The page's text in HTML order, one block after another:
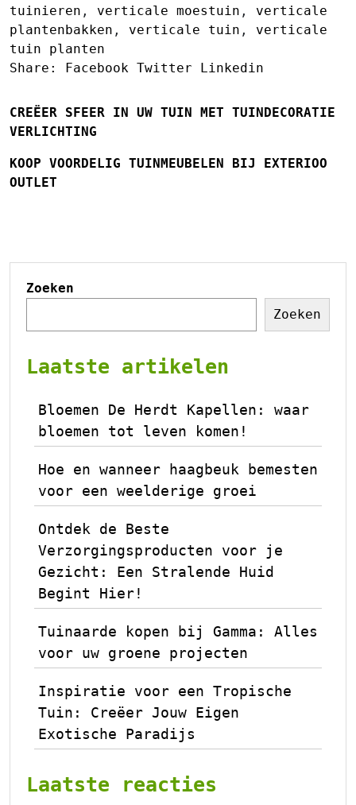
tuinieren , verticale moestuin , verticale
plantenbakken , verticale tuin , verticale
tuin planten
Share:
Facebook Twitter Linkedin
CREËER SFEER IN UW TUIN MET TUINDECORATIE
VERLICHTING
KOOP VOORDELIG TUINMEUBELEN BIJ EXTERIOO
OUTLET
Zoeken
Zoeken
Laatste artikelen
Bloemen De Herdt Kapellen: waar
bloemen tot leven komen!
Hoe en wanneer haagbeuk bemesten
voor een weelderige groei
Ontdek de Beste
Verzorgingsproducten voor je
Gezicht: Een Stralende Huid
Begint Hier!
Tuinaarde kopen bij Gamma: Alles
voor uw groene projecten
Inspiratie voor een Tropische
Tuin: Creëer Jouw Eigen
Exotische Paradijs
Laatste reacties